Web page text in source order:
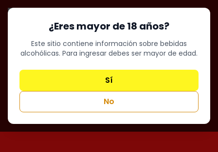
¿Eres mayor de 18 años?
Este sitio contiene información sobre bebidas
alcohólicas. Para ingresar debes ser mayor de edad.
Sí
No